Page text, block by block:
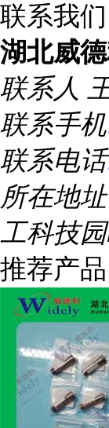
联系我们
湖北威
联系人
联系手机
联系电话
所在地址
工科技
推荐产品